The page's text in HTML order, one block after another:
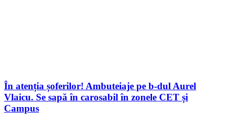
În atenția șoferilor! Ambuteiaje pe b-dul Aurel
Vlaicu. Se sapă în carosabil în zonele CET și
Campus